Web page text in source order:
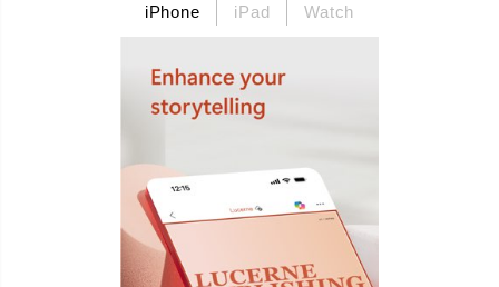
iPhone iPad Watch